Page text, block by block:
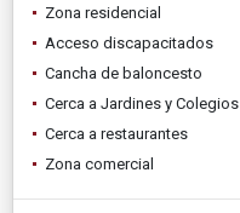
Zona residencial
Acceso discapacitados
Cancha de baloncesto
Cerca a Jardines y Colegios
Cerca a restaurantes
Zona comercial